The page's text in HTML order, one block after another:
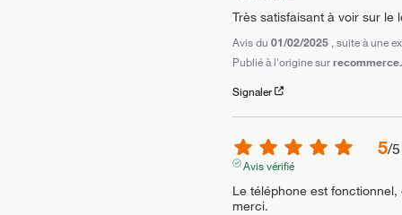
Très satisfaisant à voir sur le
Avis du 01/02/2025 , suite à une
Publié à l'origine sur
Signaler
5/5
Avis vérifié
Le téléphone est
merci.